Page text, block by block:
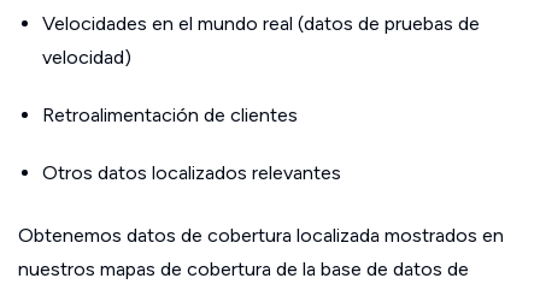
Velocidades en el mundo real (datos de pruebas de
velocidad)
Retroalimentación de clientes
Otros datos localizados relevantes
Obtenemos datos de cobertura localizada mostrados en
nuestros mapas de cobertura de la base de datos de